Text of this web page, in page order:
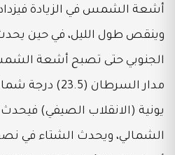
أشعة الشمس في الزيادة فيزداد
وينقص طول الليل، في حين
الجنوبي حتى تصبح أشعة
يونية (الانقلاب الصيفي)
الشمالي، ويحدث الشتاء في